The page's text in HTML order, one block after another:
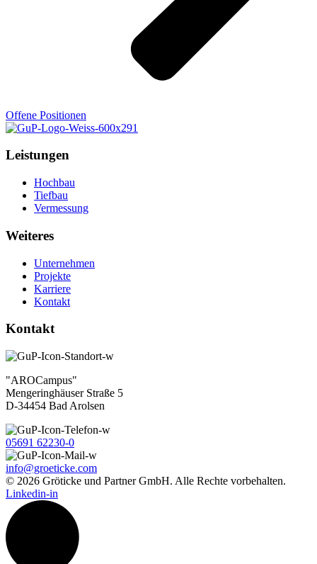
Offene Positionen
Leistungen
Hochbau
Tiefbau
Vermessung
Weiteres
Unternehmen
Projekte
Karriere
Kontakt
Kontakt
"AROCampus"
Mengeringhäuser Straße 5
D-34454 Bad Arolsen
05691 62230-0
info@groeticke.com
© 2026 Gröticke und Partner GmbH. Alle Rechte vorbehalten.
Linkedin-in